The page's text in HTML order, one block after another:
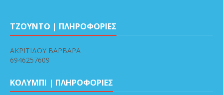
ΤΖΟΥΝΤΟ | ΠΛΗΡΟΦΟΡΙΕΣ
ΑΚΡΙΤΙΔΟΥ ΒΑΡΒΑΡΑ
6946257609
ΚΟΛΥΜΠΙ | ΠΛΗΡΟΦΟΡΙΕΣ